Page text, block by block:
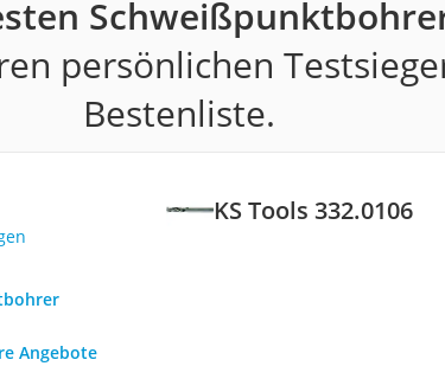
persönlichen
Bestenliste.
KS Tools 332.0106
Angebote